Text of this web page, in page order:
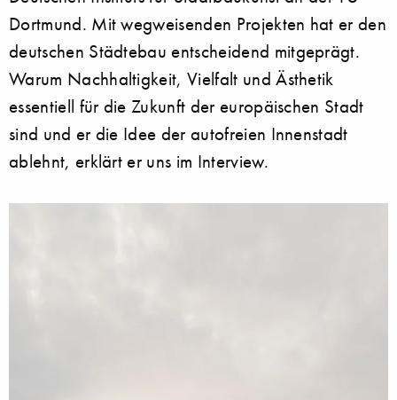
Dortmund. Mit wegweisenden Projekten hat er den
deutschen Städtebau entscheidend mitgeprägt.
Warum Nachhaltigkeit, Vielfalt und Ästhetik
essentiell für die Zukunft der europäischen Stadt
sind und er die Idee der autofreien Innenstadt
ablehnt, erklärt er uns im Interview.